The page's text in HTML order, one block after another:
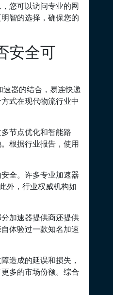
您可以访问专业的网
智的选择，确保您的
安全可
速器的结合，易连快递
式在现代物流行业中
节点优化和智能路
根据行业报告，使用
全。许多专业加速器
外，行业权威机构如
加速器提供商还提供
体验过一款知名加速
造成的延误和损失，
多的市场份额。综合